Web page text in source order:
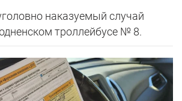
наказуемый случай
троллейбусе № 8.